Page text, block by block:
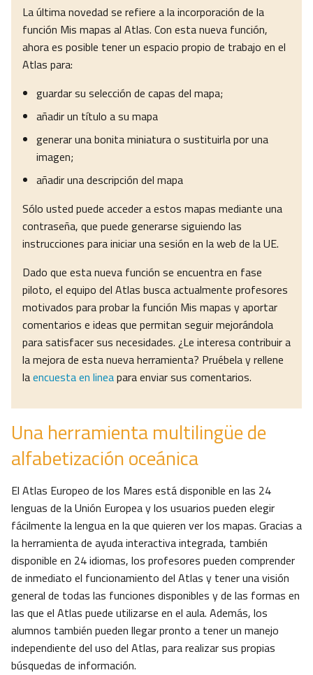
La última novedad se refiere a la incorporación de la
función Mis mapas al Atlas. Con esta nueva función,
ahora es posible tener un espacio propio de trabajo en el
Atlas para:
guardar su selección de capas del mapa;
añadir un título a su mapa
generar una bonita miniatura o sustituirla por una
imagen;
añadir una descripción del mapa
Sólo usted puede acceder a estos mapas mediante una
contraseña, que puede generarse siguiendo las
instrucciones para iniciar una sesión en la web de la UE.
Dado que esta nueva función se encuentra en fase
piloto, el equipo del Atlas busca actualmente profesores
motivados para probar la función Mis mapas y aportar
comentarios e ideas que permitan seguir mejorándola
para satisfacer sus necesidades. ¿Le interesa contribuir a
la mejora de esta nueva herramienta? Pruébela y rellene
laencuesta en lineapara enviar sus comentarios.
Una herramienta multilingüe de
alfabetización oceánica
El Atlas Europeo de los Mares está disponible en las 24
lenguas de la Unión Europea y los usuarios pueden elegir
fácilmente la lengua en la que quieren ver los mapas. Gracias a
la herramienta de ayuda interactiva integrada, también
disponible en 24 idiomas, los profesores pueden comprender
de inmediato el funcionamiento del Atlas y tener una visión
general de todas las funciones disponibles y de las formas en
las que el Atlas puede utilizarse en el aula. Además, los
alumnos también pueden llegar pronto a tener un manejo
independiente del uso del Atlas, para realizar sus propias
búsquedas de información.